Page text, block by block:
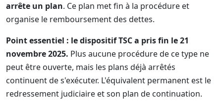
arrête un plan. Ce plan met fin à la procédure et
organise le remboursement des dettes.
Point essentiel : le dispositif TSC a pris fin le 21
novembre 2025. Plus aucune procédure de ce type ne
peut être ouverte, mais les plans déjà arrêtés
continuent de s'exécuter. L'équivalent permanent est le
redressement judiciaire et son plan de continuation.